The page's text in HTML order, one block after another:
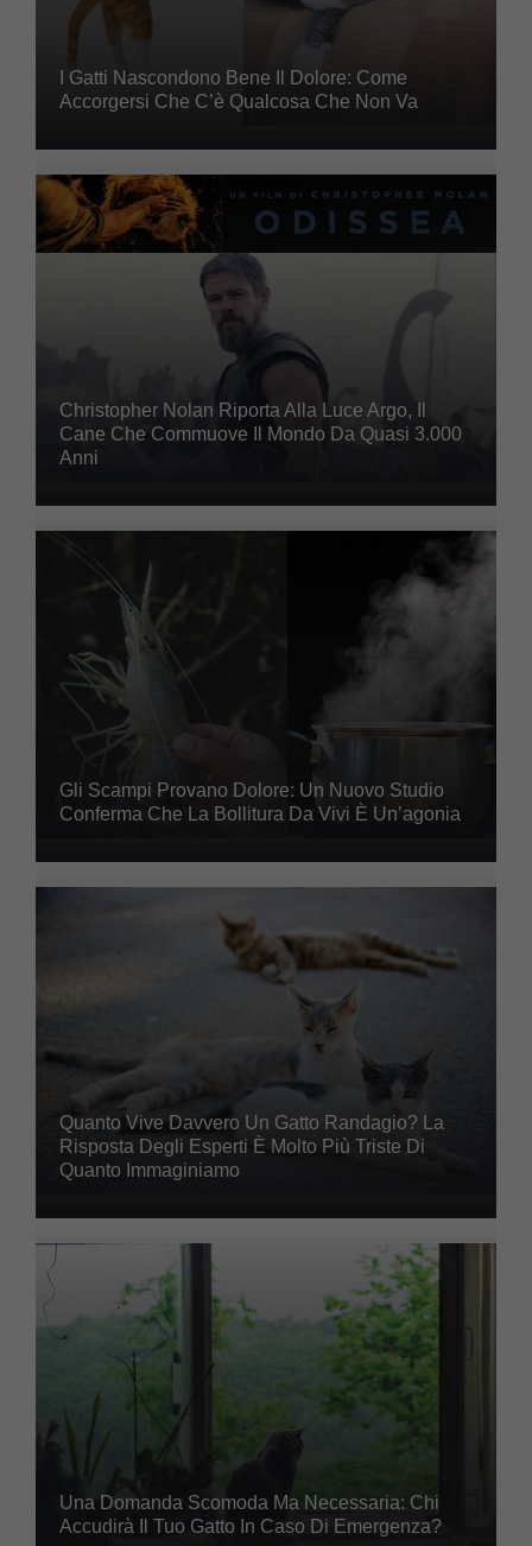
I Gatti Nascondono Bene Il Dolore: Come
Accorgersi Che C’è Qualcosa Che Non Va
Christopher Nolan Riporta Alla Luce Argo, Il
Cane Che Commuove Il Mondo Da Quasi 3.000
Anni
Gli Scampi Provano Dolore: Un Nuovo Studio
Conferma Che La Bollitura Da Vivi È Un’agonia
Quanto Vive Davvero Un Gatto Randagio? La
Risposta Degli Esperti È Molto Più Triste Di
Quanto Immaginiamo
Una Domanda Scomoda Ma Necessaria: Chi
Accudirà Il Tuo Gatto In Caso Di Emergenza?